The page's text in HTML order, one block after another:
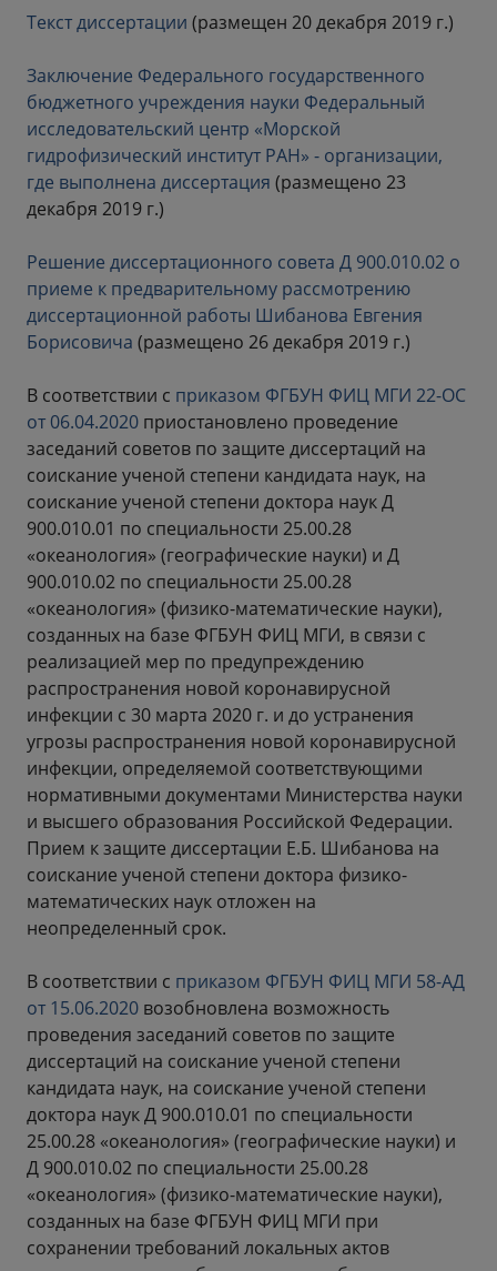
Текст диссертации (размещен 20 декабря 2019 г.)
Заключение Федерального государственного
бюджетного учреждения науки Федеральный
исследовательский центр «Морской
гидрофизический институт РАН» - организации,
где выполнена диссертация (размещено 23
декабря 2019 г.)
Решение диссертационного совета Д 900.010.02 о
приеме к предварительному рассмотрению
диссертационной работы Шибанова Евгения
Борисовича (размещено 26 декабря 2019 г.)
В соответствии с приказом ФГБУН ФИЦ МГИ 22-ОС
от 06.04.2020 приостановлено проведение
заседаний советов по защите диссертаций на
соискание ученой степени кандидата наук, на
соискание ученой степени доктора наук Д
900.010.01 по специальности 25.00.28
«океанология» (географические науки) и Д
900.010.02 по специальности 25.00.28
«океанология» (физико-математические науки),
созданных на базе ФГБУН ФИЦ МГИ, в связи с
реализацией мер по предупреждению
распространения новой коронавирусной
инфекции с 30 марта 2020 г. и до устранения
угрозы распространения новой коронавирусной
инфекции, определяемой соответствующими
нормативными документами Министерства науки
и высшего образования Российской Федерации.
Прием к защите диссертации Е.Б. Шибанова на
соискание ученой степени доктора физико-
математических наук отложен на
неопределенный срок.
В соответствии с приказом ФГБУН ФИЦ МГИ 58-АД
от 15.06.2020 возобновлена возможность
проведения заседаний советов по защите
диссертаций на соискание ученой степени
кандидата наук, на соискание ученой степени
доктора наук Д 900.010.01 по специальности
25.00.28 «океанология» (географические науки) и
Д 900.010.02 по специальности 25.00.28
«океанология» (физико-математические науки),
созданных на базе ФГБУН ФИЦ МГИ при
сохранении требований локальных актов